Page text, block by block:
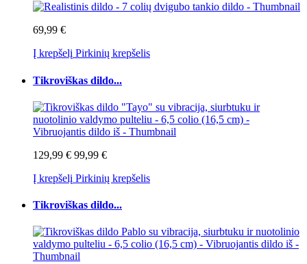
69,99 €
Į krepšelį Pirkinių krepšelis
Tikroviškas dildo...
129,99 € 99,99 €
Į krepšelį Pirkinių krepšelis
Tikroviškas dildo...